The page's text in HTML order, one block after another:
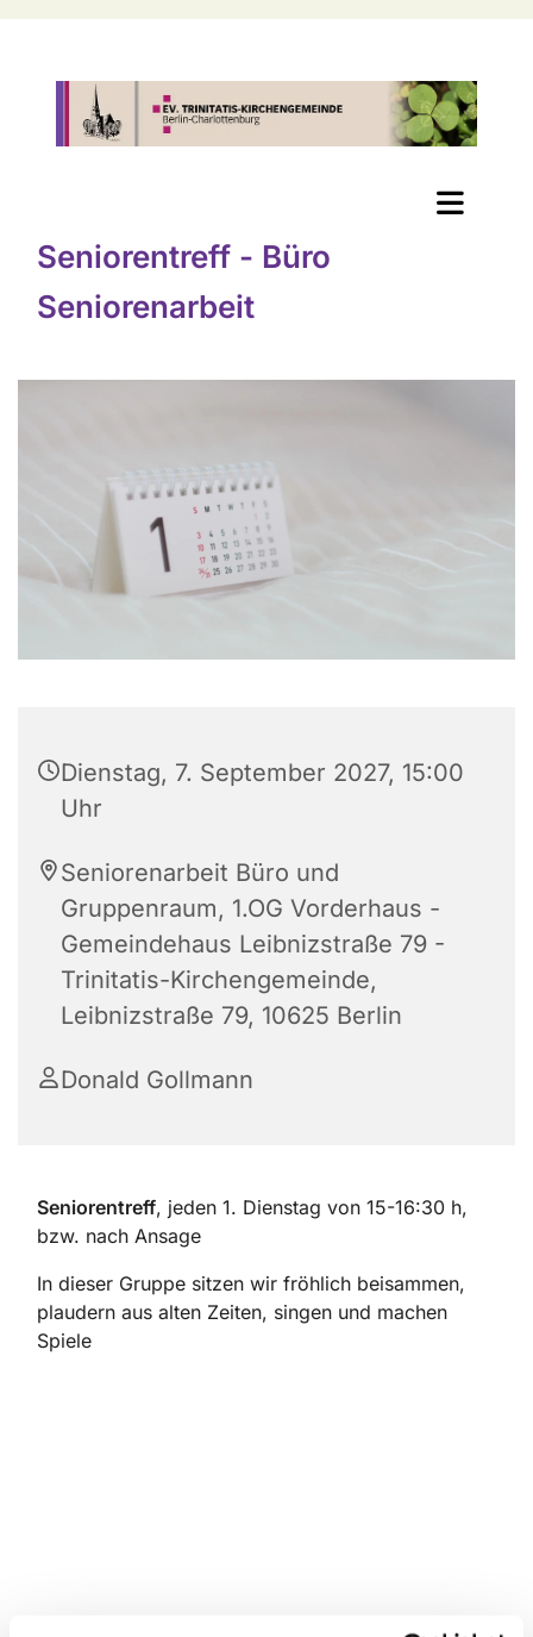
Seniorentreff - Büro
Seniorenarbeit
Dienstag, 7. September 2027, 15:00
Uhr
Seniorenarbeit Büro und
Gruppenraum, 1.OG Vorderhaus -
Gemeindehaus Leibnizstraße 79 -
Trinitatis-Kirchengemeinde,
Leibnizstraße 79, 10625 Berlin
Donald Gollmann
Seniorentreff, jeden 1. Dienstag von 15-16:30 h,
bzw. nach Ansage
In dieser Gruppe sitzen wir fröhlich beisammen,
plaudern aus alten Zeiten, singen und machen
Spiele